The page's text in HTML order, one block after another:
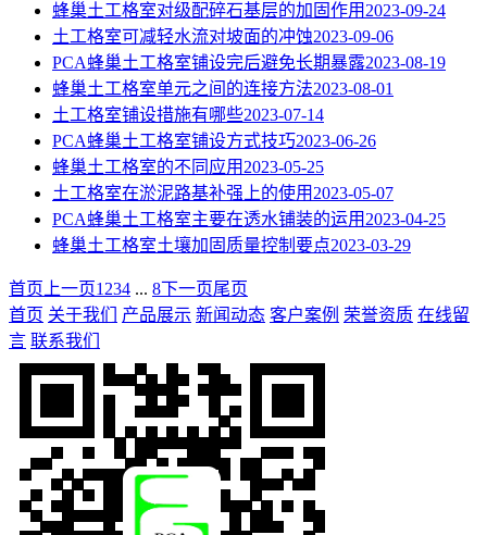
蜂巢土工格室对级配碎石基层的加固作用 2023-09-24
土工格室可减轻水流对坡面的冲蚀2023-09-06
PCA蜂巢土工格室铺设完后避免长期暴露2023-08-19
蜂巢土工格室单元之间的连接方法2023-08-01
土工格室铺设措施有哪些2023-07-14
PCA蜂巢土工格室铺设方式技巧2023-06-26
蜂巢土工格室的不同应用 2023-05-25
土工格室在淤泥路基补强上的使用 2023-05-07
PCA蜂巢土工格室主要在透水铺装的运用 2023-04-25
蜂巢土工格室土壤加固质量控制要点2023-03-29
首页 上一页1 234 ... 8下一页尾页
首页 关于我们 产品展示 新闻动态 客户案例 荣誉资质 在线留
言 联系我们